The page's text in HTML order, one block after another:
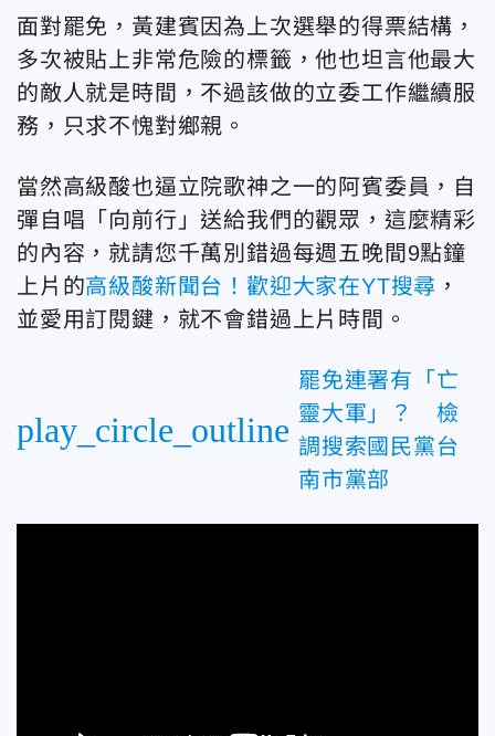
面對罷免，黃建賓因為上次選舉的得票結構，
多次被貼上非常危險的標籤，他也坦言他最大
的敵人就是時間，不過該做的立委工作繼續服
務，只求不愧對鄉親。
當然高級酸也逼立院歌神之一的阿賓委員，自
彈自唱「向前行」送給我們的觀眾，這麼精彩
的內容，就請您千萬別錯過每週五晚間9點鐘
上片的高級酸新聞台！歡迎大家在YT搜尋 ，
並愛用訂閱鍵，就不會錯過上片時間。
play_circle_outline
罷免連署有「亡
靈大軍」？ 檢
調搜索國民黨台
南市黨部